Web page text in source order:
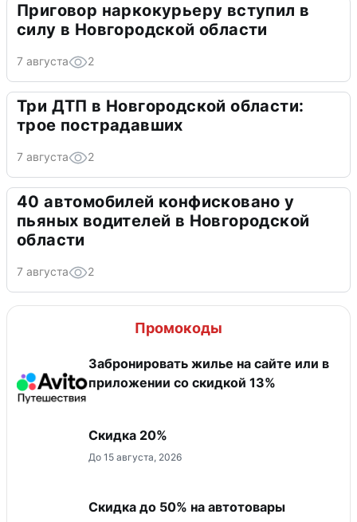
Приговор наркокурьеру вступил в
силу в Новгородской области
7 августа 2
Три ДТП в Новгородской области:
трое пострадавших
7 августа 2
40 автомобилей конфисковано у
пьяных водителей в Новгородской
области
7 августа 2
Промокоды
Забронировать жилье на сайте или в
приложении со скидкой 13%
Скидка 20%
До 15 августа, 2026
Скидка до 50% на автотовары